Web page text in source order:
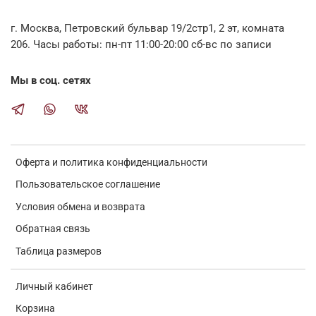
Оферта и политика конфиденциальности
Пользовательское соглашение
Условия обмена и возврата
Обратная связь
Таблица размеров
Личный кабинет
Корзина
г. Москва, Петровский бульвар 19/2стр1, 2 эт, комната
206. Часы работы: пн-пт 11:00-20:00 сб-вс по записи
Мы в соц. сетях